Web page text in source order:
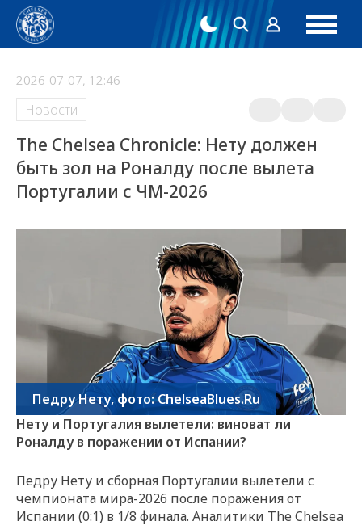
2026-07-07, 12:46
Новости
The Chelsea Chronicle: Нету должен
быть зол на Роналду после вылета
Португалии с ЧМ-2026
Педру Нету, фото: ChelseaBlues.Ru
Нету и Португалия вылетели: виноват ли
Роналду в поражении от Испании?
Педру Нету и сборная Португалии вылетели с
чемпионата мира-2026 после поражения от
Испании (0:1) в 1/8 финала. Аналитики The Chelsea